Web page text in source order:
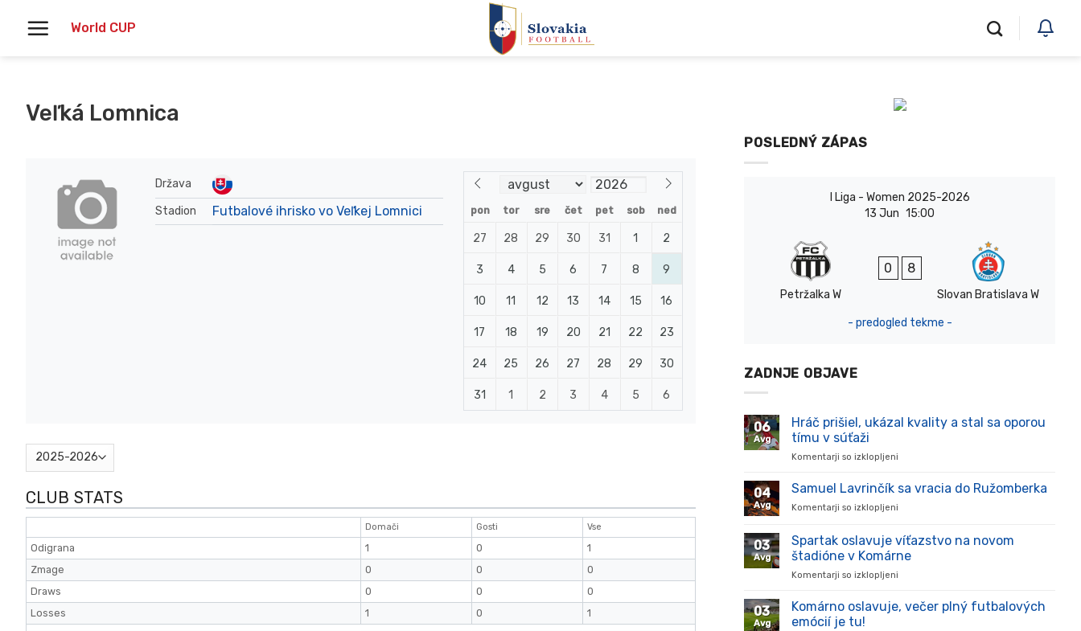
World CUP
Veľká Lomnica
Država
Stadion
Futbalové ihrisko vo Veľkej Lomnici pon tor sre čet pet sob ned
27 28 29 30 31 1 2
3 4 5 6 7 8 9
10 11 12 13 14 15 16
17 18 19 20 21 22 23
24 25 26 27 28 29 30
31 1 2 3 4 5 6
CLUB STATS
Domači Gosti Vse
Odigrana 1 0
1
Zmage
0 0
0
Draws
0 0
0
Losses
1 0 1
POSLEDNÝ ZÁPAS
I Liga - Women 2025-2026
13 Jun 15:00
Petržalka W
0 8
Slovan Bratislava W
- predogled tekme -
ZADNJE OBJAVE
06
Avg
Hráč prišiel, ukázal kvality a stal sa oporou
tímu v súťaži
Komentarji so izklopljeni
prišiel,
stal
sa
súťaži
04
Avg
Samuel Lavrinčík sa vracia do Ružomberka
Komentarji so izklopljeni
Lavrinčík
vracia
03
Avg
Spartak oslavuje víťazstvo na novom
štadióne v Komárne
Komentarji so izklopljeni
oslavuje
03
Avg
Komárno oslavuje, večer plný futbalových
emócií je tu!